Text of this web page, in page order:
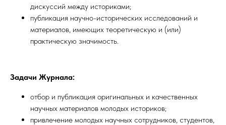
дискуссий между историками;
публикация научно-исторических исследований и
материалов, имеющих теоретическую и (или)
практическую значимость.
Задачи Журнала:
отбор и публикация оригинальных и качественных
научных материалов молодых историков;
привлечение молодых научных сотрудников, студентов,